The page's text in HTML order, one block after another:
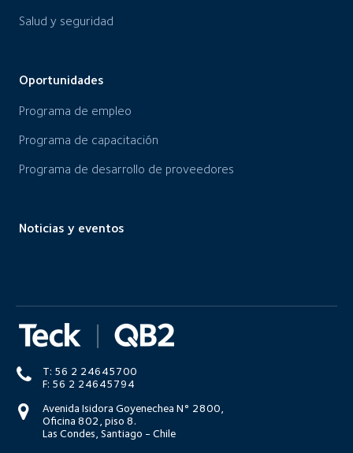
Salud y seguridad
Oportunidades
Programa de empleo
Programa de capacitación
Programa de desarrollo de proveedores
Noticias y eventos
T: 56 2 24645700
F: 56 2 24645794
Avenida Isidora Goyenechea N° 2800,
Oficina 802, piso 8.
Las Condes, Santiago - Chile